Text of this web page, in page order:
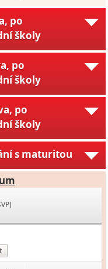
po
školy
po
školy
po
školy
s maturitou